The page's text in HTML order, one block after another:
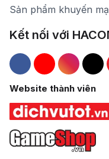
Sản phẩm khuyến
Kết nối với
Hacom Facebook
HacomHacom
Website thành viên